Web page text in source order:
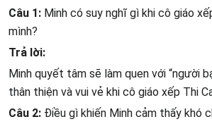
Câu 1: Minh có suy nghĩ gì khi cô giáo
mình?
Trả lời:
Minh quyết tâm sẽ làm quen với “người
thân thiện và vui vẻ khi cô giáo xếp Thi
Câu 2: Điều gì khiến Minh cảm thấy khó